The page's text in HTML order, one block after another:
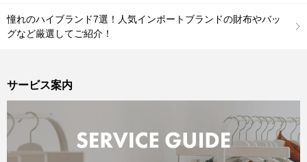
憧れのハイブランド7選！人気インポートブランドの財布やバッ
グなど厳選してご紹介！
サービス案内